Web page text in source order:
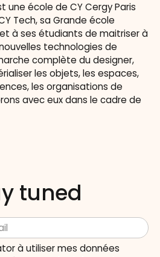
une école de CY Cergy Paris
Tech, sa Grande école
à ses étudiants de maitriser à
technologies de
complète du designer,
les objets, les espaces,
les organisations de
avec eux dans le cadre de
tuned
à utiliser mes données